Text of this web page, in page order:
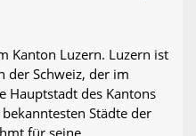
Kanton Luzern. Luzern ist
der Schweiz, der im
Hauptstadt des Kantons
Städte der
für seine